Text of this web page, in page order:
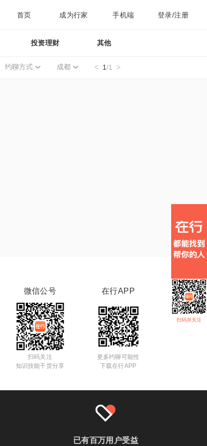
首页 成为行家 手机端 登录/注册
投资理财 其他
约聊方式 成都 1/1
扫码并关注
微信公号
扫码关注
知识技能干货分享
在行APP
更多约聊可能性
下载在行APP
已有百万用户受益